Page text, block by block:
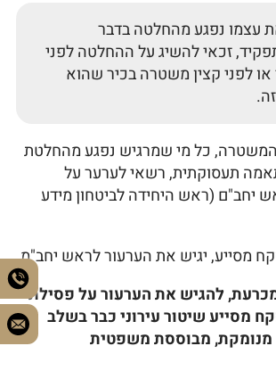
עצמו נפגע מהחלטה בדבר
זכאי להשיג על ההחלטה לפני
לפני קצין משטרה בכיר שהוא
כל מי שמרגיש נפגע מהחלטת
תעסוקתית, רשאי לערער על
יחב"ם (ראש היחידה לביטחון מידע
מסייע, יגיש את הערעור לראש יחב"מ.
להגיש את הערעור על פסילת
מסייע שיטור עירוני כבר בשלב
מנומקת, מבוססת משפטית